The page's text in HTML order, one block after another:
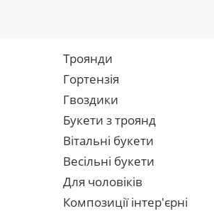
Троянди
Гортензія
Гвоздики
Букети з троянд
Вітальні букети
Весільні букети
Для чоловіків
Композиції інтер'єрні